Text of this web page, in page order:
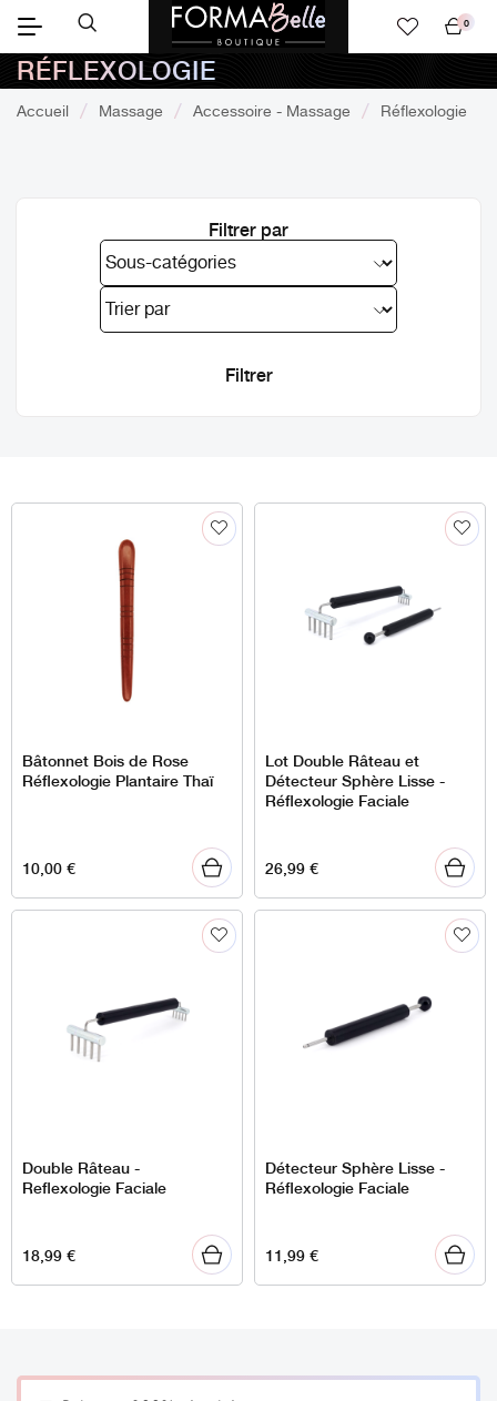
panier
0
RÉFLEXOLOGIE
Accueil Massage Accessoire - Massage Réflexologie
Filtrer par
Bâtonnet Bois de Rose
Réflexologie Plantaire Thaï
10,00€
Lot Double Râteau et
Détecteur Sphère Lisse -
Réflexologie Faciale
26,99€
Double Râteau -
Reflexologie Faciale
18,99€
Détecteur Sphère Lisse -
Réflexologie Faciale
11,99€